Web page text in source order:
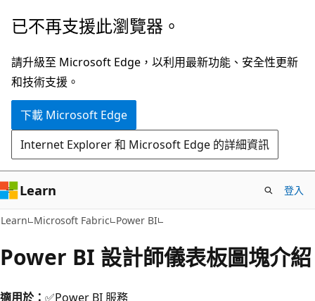
跳
主
要
內
已不再支援此瀏覽器。
請升級至 Microsoft Edge，以利用最新功能、安全性更新
和技術支援。
下載 Microsoft Edge
Internet Explorer 和 Microsoft Edge 的詳細資訊
Learn 登入
Learn Microsoft Fabric Power BI
Power BI 設計師儀表板圖塊介紹
適用於： ✅Power BI 服務